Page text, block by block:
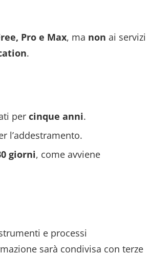
Pro e Max, ma non ai servizi
.
per cinque anni.
l’addestramento.
giorni, come avviene
e processi
sarà condivisa con terze